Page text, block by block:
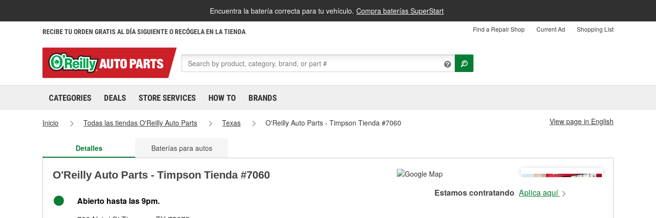
Encuentra la batería correcta para tu vehículo. Compra baterías SuperStart
RECIBE TU ORDEN GRATIS AL DÍA SIGUIENTE O RECÓGELA EN LA TIENDA Find a Repair Shop Current Ad Shopping List
CATEGORIES DEALS STORE SERVICES HOW TO BRANDS
Inicio Todas las tiendas O'Reilly Auto Parts Texas O'Reilly Auto Parts - Timpson Tienda #7060 View page in English
Detalles Baterías para autos
O'Reilly Auto Parts - Timpson Tienda #7060
Abierto hasta las 9pm.
Estamos contratando Aplica aquí